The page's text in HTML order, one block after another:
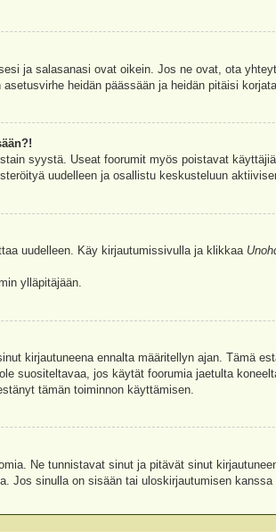
ja salasanasi ovat oikein. Jos ne ovat, ota
heidän päässään ja heidän pitäisi
syystä. Useat foorumit myös poistavat
uudelleen ja osallistu keskusteluun
uudelleen. Käy kirjautumissivulla ja klikkaa
ylläpitäjään.
kirjautuneena ennalta määritellyn ajan. Tämä
suositeltavaa, jos käytät foorumia jaetulta
tämän toiminnon käyttämisen.
Ne tunnistavat sinut ja pitävät sinut
Jos sinulla on sisään tai uloskirjautumisen